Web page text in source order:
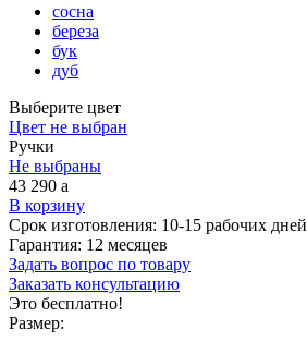
сосна
береза
бук
дуб
Выберите цвет
Цвет не выбран
Ручки
Не выбраны
43 290 a
В корзину
Срок изготовления: 10-15 рабочих дней
Гарантия: 12 месяцев
Задать вопрос по товару
Заказать консультацию
Это бесплатно!
Размер: